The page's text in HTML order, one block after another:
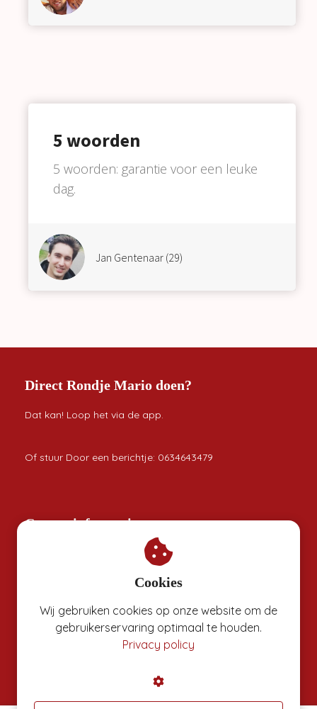
5 woorden
5 woorden: garantie voor een leuke
dag.
Jan Gentenaar (29)
Direct Rondje Mario doen?
Dat kan! Loop het via de app.
Of stuur Door een berichtje: 0634643479
Contactinformatie
marloes@rondjemario.nl
KvK nummer: 81906013
Cookies
Wij gebruiken cookies op onze website om de
gebruikerservaring optimaal te houden.
Privacy policy